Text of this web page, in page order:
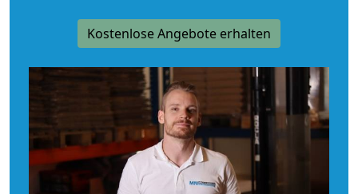
Kostenlose Angebote erhalten